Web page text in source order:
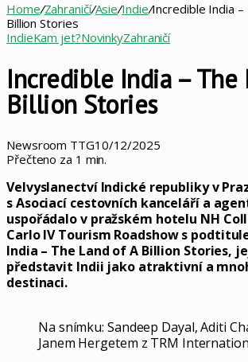
Home/Zahraničí/Asie/Indie/Incredible India –
Billion Stories
IndieKam jet?NovinkyZahraničí
Incredible India – The
Billion Stories
Newsroom TTG10/12/2025
Přečteno za 1 min.
Velvyslanectví Indické republiky v
s Asociací cestovních kanceláří a
uspořádalo v pražském hotelu NH
Carlo IV Tourism Roadshow s
India – The Land of A Billion Stories,
představit Indii jako atraktivní a
destinaci.
Na snímku: Sandeep Dayal, Aditi
Janem Hergetem z TRM